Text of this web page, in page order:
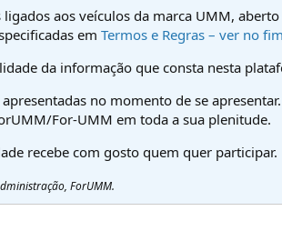
aos veículos da marca UMM,
em Termos e Regras – ver no
da informação que consta nesta
no momento de se
For-UMM em toda a sua plenitude.
recebe com gosto quem quer participar.
ForUMM.